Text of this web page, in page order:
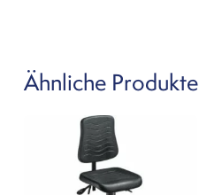
Ähnliche Produkte